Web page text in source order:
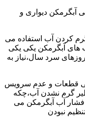
آبگرمکن دیواری و
کردن آب استفاده می
های آبگرمکن یکی یکی
سرد سال،نیاز به
قطعات و عدم سرویس
گرم نشدن آب،چکه
فشار آب آبگرمکن می
نبودن